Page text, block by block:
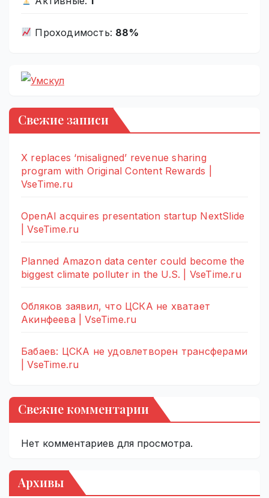
Проходимость: 88%
Свежие записи
X replaces ‘misaligned’ revenue sharing
program with Original Content Rewards |
VseTime.ru
OpenAI acquires presentation startup NextSlide
| VseTime.ru
Planned Amazon data center could become the
biggest climate polluter in the U.S. | VseTime.ru
Обляков заявил, что ЦСКА не хватает
Акинфеева | VseTime.ru
Бабаев: ЦСКА не удовлетворен трансферами
| VseTime.ru
Свежие комментарии
Нет комментариев для просмотра.
Архивы